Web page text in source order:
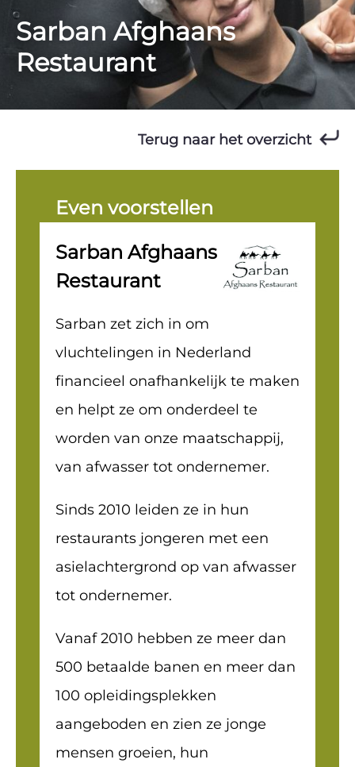
Sarban Afghaans
Restaurant
Terug naar het overzicht
Even voorstellen
Sarban Afghaans
Restaurant
Sarban zet zich in om
vluchtelingen in Nederland
financieel onafhankelijk te maken
en helpt ze om onderdeel te
worden van onze maatschappij,
van afwasser tot ondernemer.
Sinds 2010 leiden ze in hun
restaurants jongeren met een
asielachtergrond op van afwasser
tot ondernemer.
Vanaf 2010 hebben ze meer dan
500 betaalde banen en meer dan
100 opleidingsplekken
aangeboden en zien ze jonge
mensen groeien, hun